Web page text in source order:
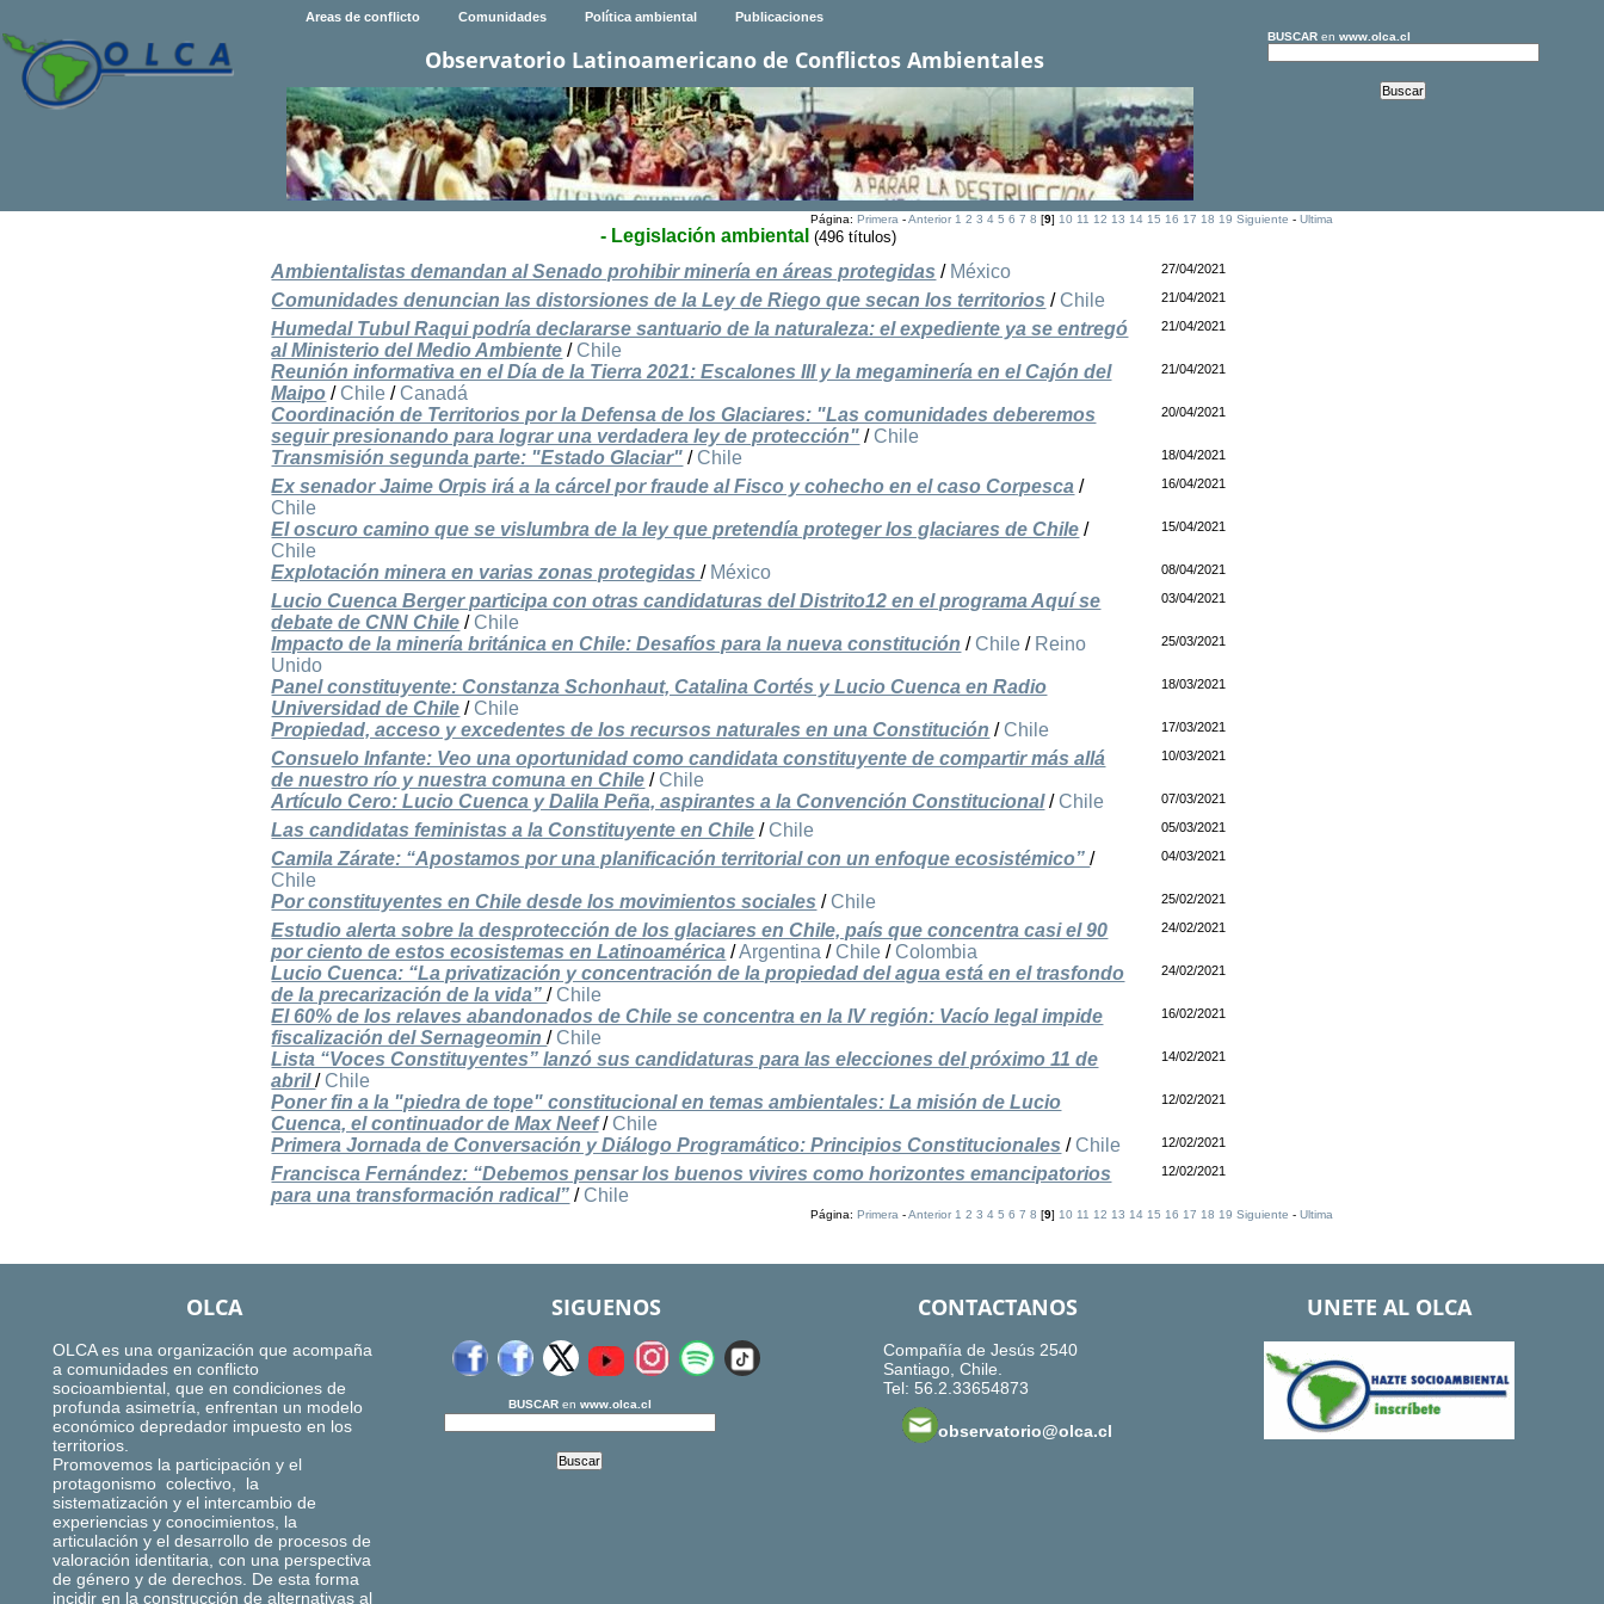
Areas de conflicto Comunidades Política ambiental Publicaciones
Observatorio Latinoamericano de Conflictos Ambientales
BUSCARen www.olca.cl
Página: Primera-Anterior 1 2 3 4 5 6 7 8 [9] 10 11 12 13 14 15 16 17 18 19 Siguiente - Ultima
- Legislación ambiental (496 títulos)
Ambientalistas demandan al Senado prohibir minería en áreas protegidas / México 27/04/2021
Comunidades denuncian las distorsiones de la Ley de Riego que secan los territorios / Chile 21/04/2021
Humedal Tubul Raqui podría declararse santuario de la naturaleza: el expediente ya se entregó
al Ministerio del Medio Ambiente / Chile
21/04/2021
Reunión informativa en el Día de la Tierra 2021: Escalones III y la megaminería en el Cajón del
Maipo / Chile / Canadá
21/04/2021
Coordinación de Territorios por la Defensa de los Glaciares: "Las comunidades deberemos
seguir presionando para lograr una verdadera ley de protección" / Chile
20/04/2021
Transmisión segunda parte: "Estado Glaciar" / Chile 18/04/2021
Ex senador Jaime Orpis irá a la cárcel por fraude al Fisco y cohecho en el caso Corpesca /
Chile
16/04/2021
El oscuro camino que se vislumbra de la ley que pretendía proteger los glaciares de Chile /
Chile
15/04/2021
Explotación minera en varias zonas protegidas/ México 08/04/2021
Lucio Cuenca Berger participa con otras candidaturas del Distrito12 en el programa Aquí se
debate de CNN Chile / Chile
03/04/2021
Impacto de la minería británica en Chile: Desafíos para la nueva constitución / Chile / Reino
Unido
25/03/2021
Panel constituyente: Constanza Schonhaut, Catalina Cortés y Lucio Cuenca en Radio
Universidad de Chile / Chile
18/03/2021
Propiedad, acceso y excedentes de los recursos naturales en una Constitución / Chile 17/03/2021
Consuelo Infante: Veo una oportunidad como candidata constituyente de compartir más allá
de nuestro río y nuestra comuna en Chile / Chile
10/03/2021
Artículo Cero: Lucio Cuenca y Dalila Peña, aspirantes a la Convención Constitucional/ Chile 07/03/2021
Las candidatas feministas a la Constituyente en Chile / Chile 05/03/2021
Camila Zárate: “Apostamos por una planificación territorial con un enfoque ecosistémico”/
Chile
04/03/2021
Por constituyentes en Chile desde los movimientos sociales / Chile 25/02/2021
Estudio alerta sobre la desprotección de los glaciares en Chile, país que concentra casi el 90
por ciento de estos ecosistemas en Latinoamérica /Argentina / Chile / Colombia
24/02/2021
Lucio Cuenca: “La privatización y concentración de la propiedad del agua está en el trasfondo
de la precarización de la vida”/ Chile
24/02/2021
El 60% de los relaves abandonados de Chile se concentra en la IV región: Vacío legal impide
fiscalización del Sernageomin/ Chile
16/02/2021
Lista “Voces Constituyentes” lanzó sus candidaturas para las elecciones del próximo 11 de
abril/ Chile
14/02/2021
Poner fin a la "piedra de tope" constitucional en temas ambientales: La misión de Lucio
Cuenca, el continuador de Max Neef/ Chile
12/02/2021
Primera Jornada de Conversación y Diálogo Programático: Principios Constitucionales / Chile 12/02/2021
Francisca Fernández: “Debemos pensar los buenos vivires como horizontes emancipatorios
para una transformación radical” / Chile
12/02/2021
Página: Primera-Anterior 1 2 3 4 5 6 7 8 [9] 10 11 12 13 14 15 16 17 18 19 Siguiente - Ultima
OLCA
OLCA es una organización que acompaña
a comunidades en conflicto
socioambiental, que en condiciones de
profunda asimetría, enfrentan un modelo
económico depredador impuesto en los
territorios.
Promovemos la participación y el
protagonismo colectivo, la
sistematización y el intercambio de
experiencias y conocimientos, la
articulación y el desarrollo de procesos de
valoración identitaria, con una perspectiva
de género y de derechos. De esta forma
incidir en la construcción de alternativas al
SIGUENOS
BUSCARen www.olca.cl
CONTACTANOS
Compañía de Jesús 2540
Santiago, Chile.
Tel: 56.2.33654873
observatorio@olca.cl
UNETE AL OLCA